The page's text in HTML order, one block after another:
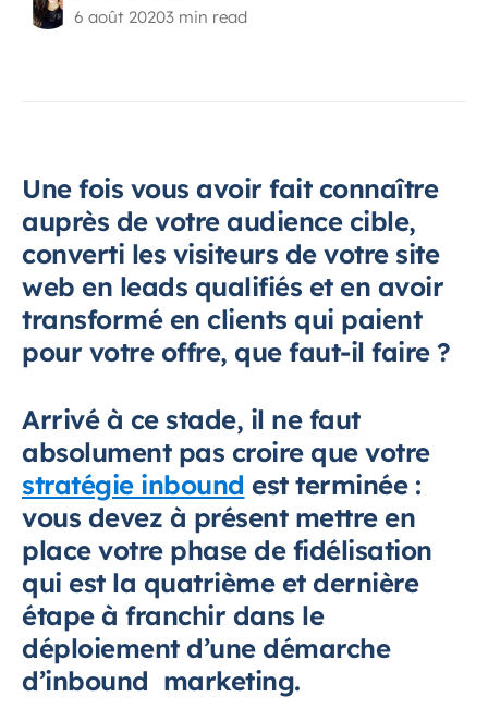
6 août 20203 min read
Une fois vous avoir fait connaître
auprès de votre audience cible,
converti les visiteurs de votre site
web en leads qualifiés et en avoir
transformé en clients qui paient
pour votre offre, que faut-il faire ?
Arrivé à ce stade, il ne faut
absolument pas croire que votre
stratégie inbound est terminée :
vous devez à présent mettre en
place votre phase de fidélisation
qui est la quatrième et dernière
étape à franchir dans le
déploiement d’une démarche
d’inbound marketing.